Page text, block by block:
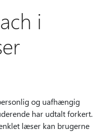
i
og uafhængig
har udtalt forkert.
læser kan brugerne